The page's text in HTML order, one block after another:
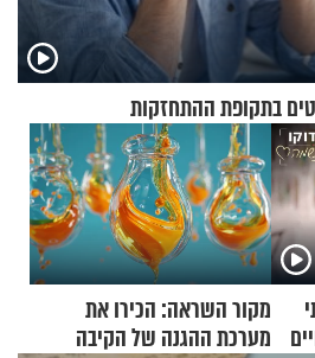
בתקופת ההתחזקות
מקור השראה: הכירו את
מערכת ההגנה של הקיבה